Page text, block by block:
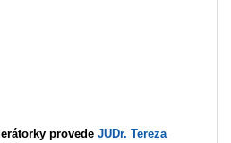
provede JUDr. Tereza